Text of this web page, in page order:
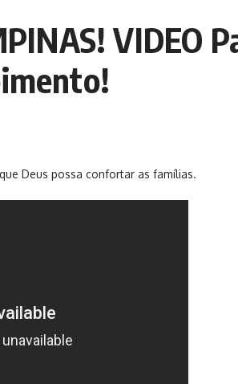
VIDEO
Deus possa confortar as famílias.